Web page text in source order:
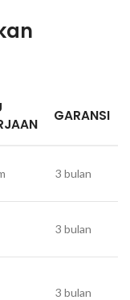
GARANSI
3 bulan
3 bulan
3 bulan